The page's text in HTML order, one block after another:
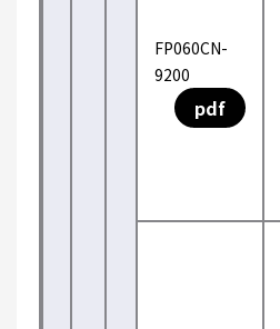
FP060CN-
9200
pdf